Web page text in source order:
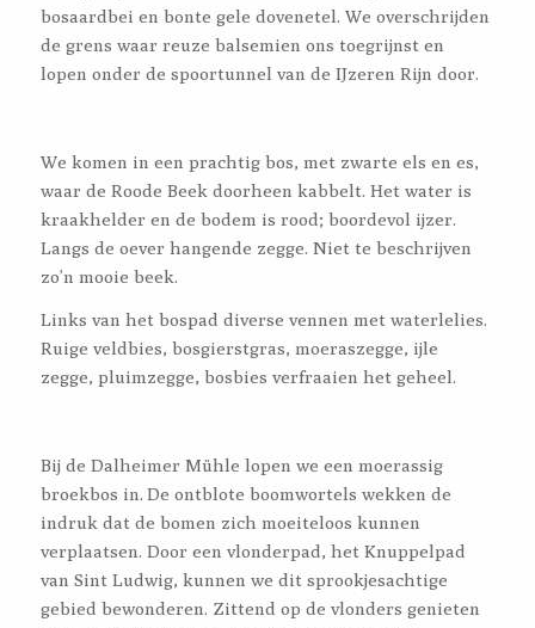
bosaardbei en bonte gele dovenetel. We overschrijden
de grens waar reuze balsemien ons toegrijnst en
lopen onder de spoortunnel van de IJzeren Rijn door.
We komen in een prachtig bos, met zwarte els en es,
waar de Roode Beek doorheen kabbelt. Het water is
kraakhelder en de bodem is rood; boordevol ijzer.
Langs de oever hangende zegge. Niet te beschrijven
zo’n mooie beek.
Links van het bospad diverse vennen met waterlelies.
Ruige veldbies, bosgierstgras, moeraszegge, ijle
zegge, pluimzegge, bosbies verfraaien het geheel.
Bij de Dalheimer Mühle lopen we een moerassig
broekbos in. De ontblote boomwortels wekken de
indruk dat de bomen zich moeiteloos kunnen
verplaatsen. Door een vlonderpad, het Knuppelpad
van Sint Ludwig, kunnen we dit sprookjesachtige
gebied bewonderen. Zittend op de vlonders genieten